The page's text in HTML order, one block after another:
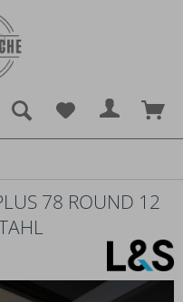
78 ROUND 12